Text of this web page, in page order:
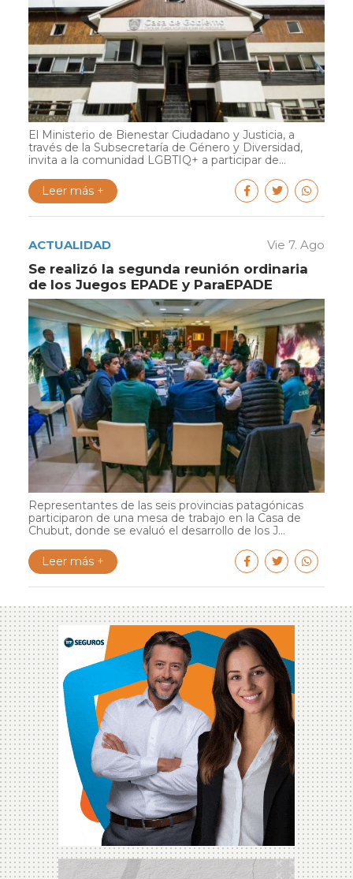
El Ministerio de Bienestar Ciudadano y Justicia, a
través de la Subsecretaría de Género y Diversidad,
invita a la comunidad LGBTIQ+ a participar de...
Leer más +
ACTUALIDAD Vie 7. Ago
Se realizó la segunda reunión ordinaria
de los Juegos EPADE y ParaEPADE
Representantes de las seis provincias patagónicas
participaron de una mesa de trabajo en la Casa de
Chubut, donde se evaluó el desarrollo de los J...
Leer más +